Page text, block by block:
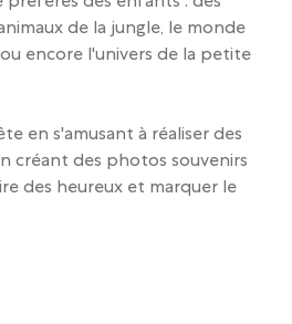
de la jungle, le monde
encore l'univers de la petite
en s'amusant à réaliser des
créant des photos souvenirs
des heureux et marquer le